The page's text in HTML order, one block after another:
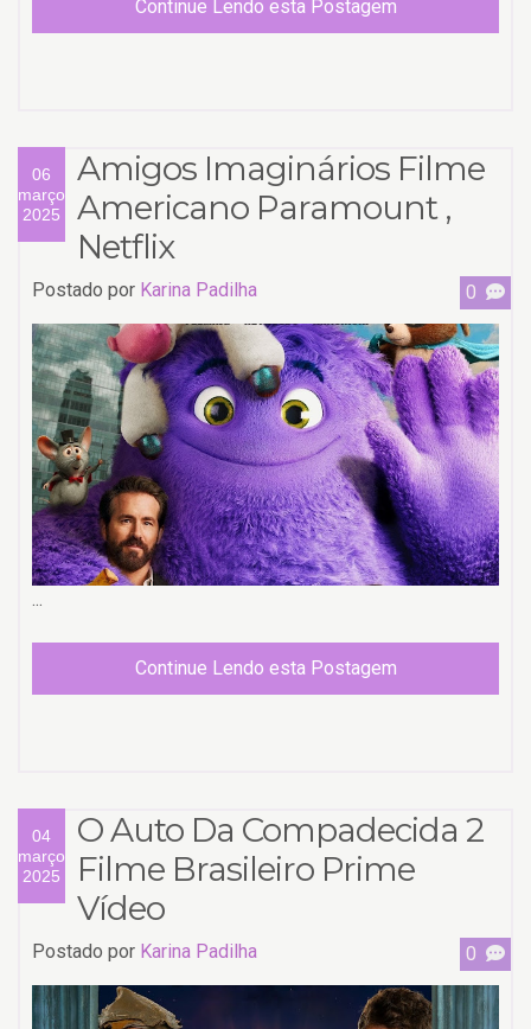
Continue Lendo esta Postagem
06
março
2025
Amigos Imaginários Filme
Americano Paramount ,
Netflix
Postado por Karina Padilha 0
...
Continue Lendo esta Postagem
04
março
2025
O Auto Da Compadecida 2
Filme Brasileiro Prime
Vídeo
Postado por Karina Padilha 0